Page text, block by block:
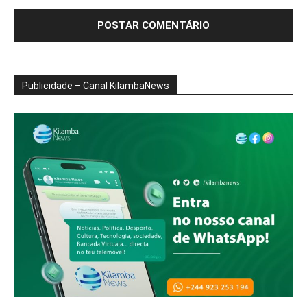
Publicidade – Canal KilambaNews